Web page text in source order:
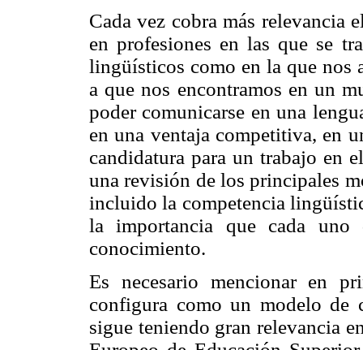
Cada vez cobra más relevancia
en profesiones en las que se
lingüísticos como en la que nos
a que nos encontramos en un
poder comunicarse en una
en una ventaja competitiva, en
candidatura para un trabajo en
una revisión de los principales
incluido la competencia
la importancia que cada
conocimiento.
Es necesario mencionar en
configura como un modelo de
sigue teniendo gran relevancia